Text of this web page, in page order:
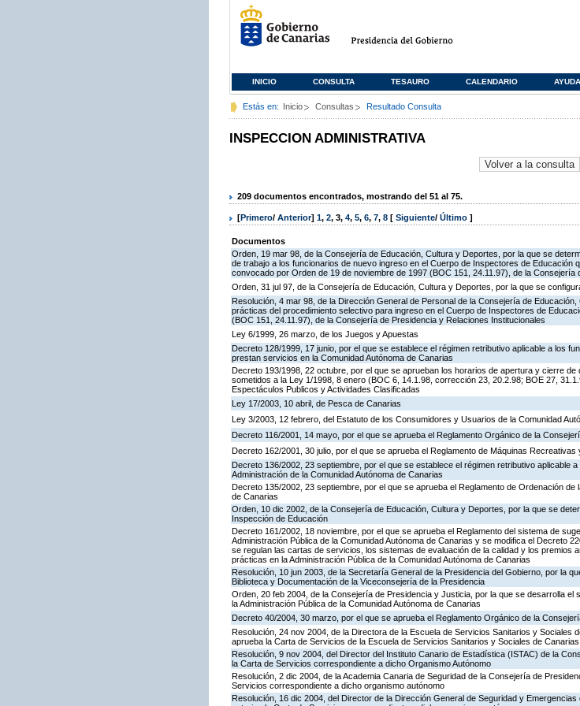
INICIO CONSULTA TESAURO CALENDARIO AYUDA
Estás en: Inicio Consultas Resultado Consulta
INSPECCION ADMINISTRATIVA
209 documentos encontrados, mostrando del 51 al 75.
[Primero/ Anterior] 1, 2, 3, 4, 5, 6, 7, 8 [ Siguiente/ Último ]
Documentos
Orden, 19 mar 98, de la Consejería de Educación, Cultura y Deportes, por la que se
de trabajo a los funcionarios de nuevo ingreso en el Cuerpo de Inspectores de Educación
convocado por Orden de 19 de noviembre de 1997 (BOC 151, 24.11.97), de la Consejería
Orden, 31 jul 97, de la Consejería de Educación, Cultura y Deportes, por la que se
Resolución, 4 mar 98, de la Dirección General de Personal de la Consejería de
prácticas del procedimiento selectivo para ingreso en el Cuerpo de Inspectores de
(BOC 151, 24.11.97), de la Consejería de Presidencia y Relaciones Institucionales
Ley 6/1999, 26 marzo, de los Juegos y Apuestas
Decreto 128/1999, 17 junio, por el que se establece el régimen retributivo aplicable a los
prestan servicios en la Comunidad Autónoma de Canarias
Decreto 193/1998, 22 octubre, por el que se aprueban los horarios de apertura y cierre
sometidos a la Ley 1/1998, 8 enero (BOC 6, 14.1.98, corrección 23, 20.2.98; BOE 27,
Espectáculos Publicos y Actividades Clasificadas
Ley 17/2003, 10 abril, de Pesca de Canarias
Ley 3/2003, 12 febrero, del Estatuto de los Consumidores y Usuarios de la Comunidad
Decreto 116/2001, 14 mayo, por el que se aprueba el Reglamento Orgánico de la
Decreto 162/2001, 30 julio, por el que se aprueba el Reglamento de Máquinas
Decreto 136/2002, 23 septiembre, por el que se establece el régimen retributivo aplicable
Administración de la Comunidad Autónoma de Canarias
Decreto 135/2002, 23 septiembre, por el que se aprueba el Reglamento de Ordenación
de Canarias
Orden, 10 dic 2002, de la Consejería de Educación, Cultura y Deportes, por la que se
Inspección de Educación
Decreto 161/2002, 18 noviembre, por el que se aprueba el Reglamento del sistema de
Administración Pública de la Comunidad Autónoma de Canarias y se modifica el Decreto
se regulan las cartas de servicios, los sistemas de evaluación de la calidad y los premios
prácticas en la Administración Pública de la Comunidad Autónoma de Canarias
Resolución, 10 jun 2003, de la Secretaría General de la Presidencia del Gobierno, por la
Biblioteca y Documentación de la Viceconsejería de la Presidencia
Orden, 20 feb 2004, de la Consejería de Presidencia y Justicia, por la que se desarrolla
la Administración Pública de la Comunidad Autónoma de Canarias
Decreto 40/2004, 30 marzo, por el que se aprueba el Reglamento Orgánico de la
Resolución, 24 nov 2004, de la Directora de la Escuela de Servicios Sanitarios y Sociales
aprueba la Carta de Servicios de la Escuela de Servicios Sanitarios y Sociales de
Resolución, 9 nov 2004, del Director del Instituto Canario de Estadística (ISTAC) de la
la Carta de Servicios correspondiente a dicho Organismo Autónomo
Resolución, 2 dic 2004, de la Academia Canaria de Seguridad de la Consejería de
Servicios correspondiente a dicho organismo autónomo
Resolución, 16 dic 2004, del Director de la Dirección General de Seguridad y